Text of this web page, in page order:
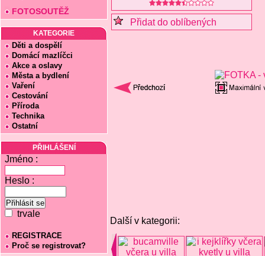
FOTOSOUTĚŽ
KATEGORIE
Děti a dospělí
Domácí mazlíčci
Akce a oslavy
Města a bydlení
Vaření
Cestování
Příroda
Technika
Ostatní
PŘIHLÁŠENÍ
Jméno :
Heslo :
trvale
REGISTRACE
Proč se registrovat?
Přidat do oblíbených
Další v kategorii: